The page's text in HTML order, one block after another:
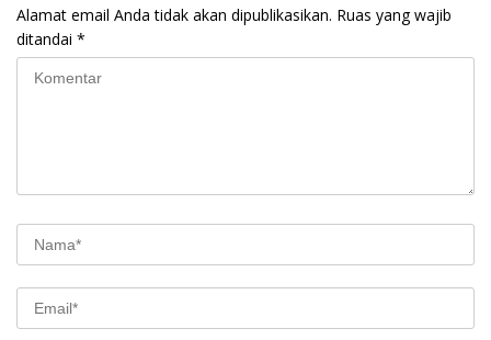
Alamat email Anda tidak akan dipublikasikan. Ruas yang wajib
ditandai *